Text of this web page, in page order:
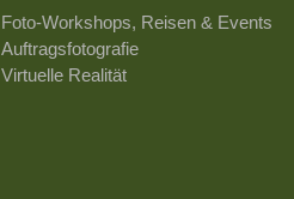
Foto-Workshops, Reisen & Events
Auftragsfotografie
Virtuelle Realität